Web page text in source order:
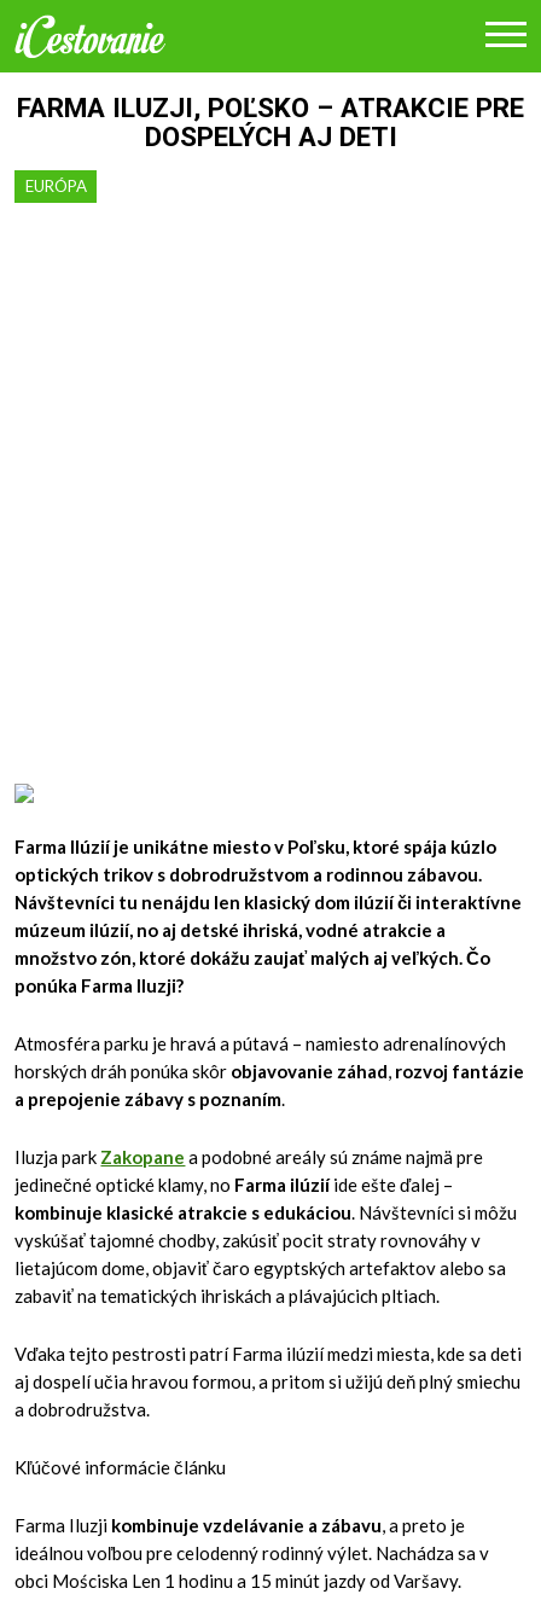
FARMA ILUZJI, POĽSKO – ATRAKCIE PRE
DOSPELÝCH AJ DETI
EURÓPA
Farma Ilúzií je unikátne miesto v Poľsku, ktoré spája kúzlo
optických trikov s dobrodružstvom a rodinnou zábavou.
Návštevníci tu nenájdu len klasický dom ilúzií či interaktívne
múzeum ilúzií, no aj detské ihriská, vodné atrakcie a
množstvo zón, ktoré dokážu zaujať malých aj veľkých. Čo
ponúka Farma Iluzji?
Atmosféra parku je hravá a pútavá – namiesto adrenalínových
horských dráh ponúka skôr objavovanie záhad, rozvoj fantázie
a prepojenie zábavy s poznaním.
Iluzja park Zakopane a podobné areály sú známe najmä pre
jedinečné optické klamy, no Farma ilúziíide ešte ďalej –
kombinuje klasické atrakcie s edukáciou. Návštevníci si môžu
vyskúšať tajomné chodby, zakúsiť pocit straty rovnováhy v
lietajúcom dome, objaviť čaro egyptských artefaktov alebo sa
zabaviť na tematických ihriskách a plávajúcich pltiach.
Vďaka tejto pestrosti patrí Farma ilúzií medzi miesta, kde sa deti
aj dospelí učia hravou formou, a pritom si užijú deň plný smiechu
a dobrodružstva.
Kľúčové informácie článku
Farma Iluzji kombinuje vzdelávanie a zábavu, a preto je
ideálnou voľbou pre celodenný rodinný výlet. Nachádza sa v
obci Mościska Len 1 hodinu a 15 minút jazdy od Varšavy.